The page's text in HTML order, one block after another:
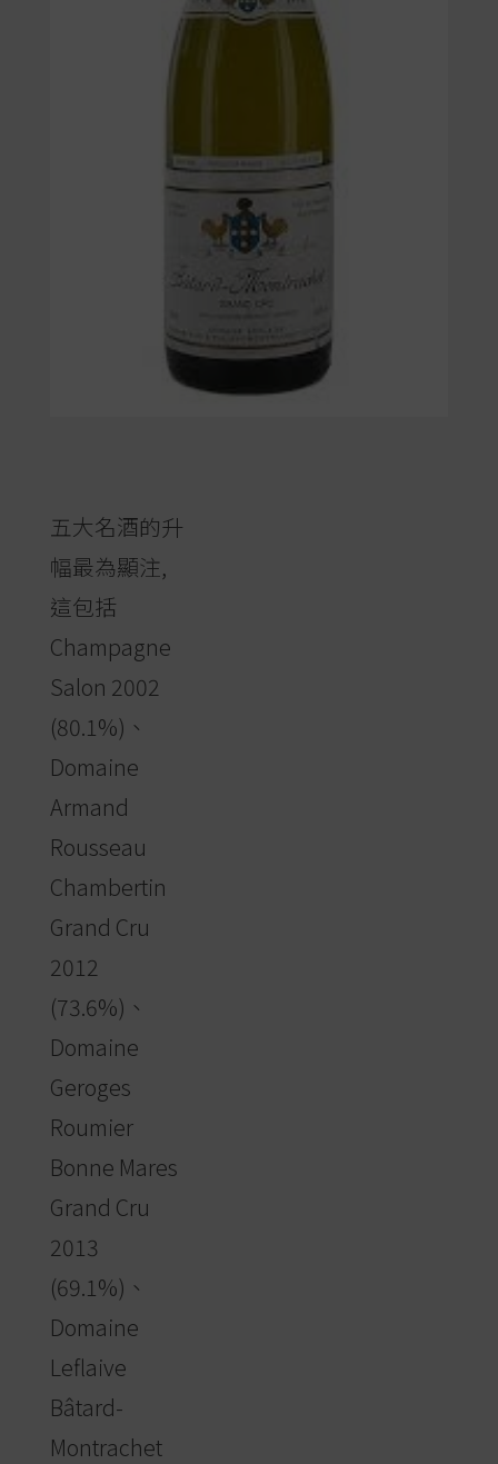
五大名酒的升
幅最為顯注,
這包括
Champagne
Salon 2002
(80.1%)、
Domaine
Armand
Rousseau
Chambertin
Grand Cru
2012
(73.6%)、
Domaine
Geroges
Roumier
Bonne Mares
Grand Cru
2013
(69.1%)、
Domaine
Leflaive
Bâtard-
Montrachet